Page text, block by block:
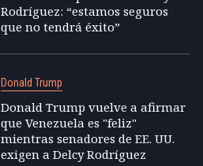
Rodríguez: “estamos seguros
que no tendrá éxito”
Donald Trump
Donald Trump vuelve a afirmar
que Venezuela es "feliz"
mientras senadores de EE. UU.
exigen a Delcy Rodríguez